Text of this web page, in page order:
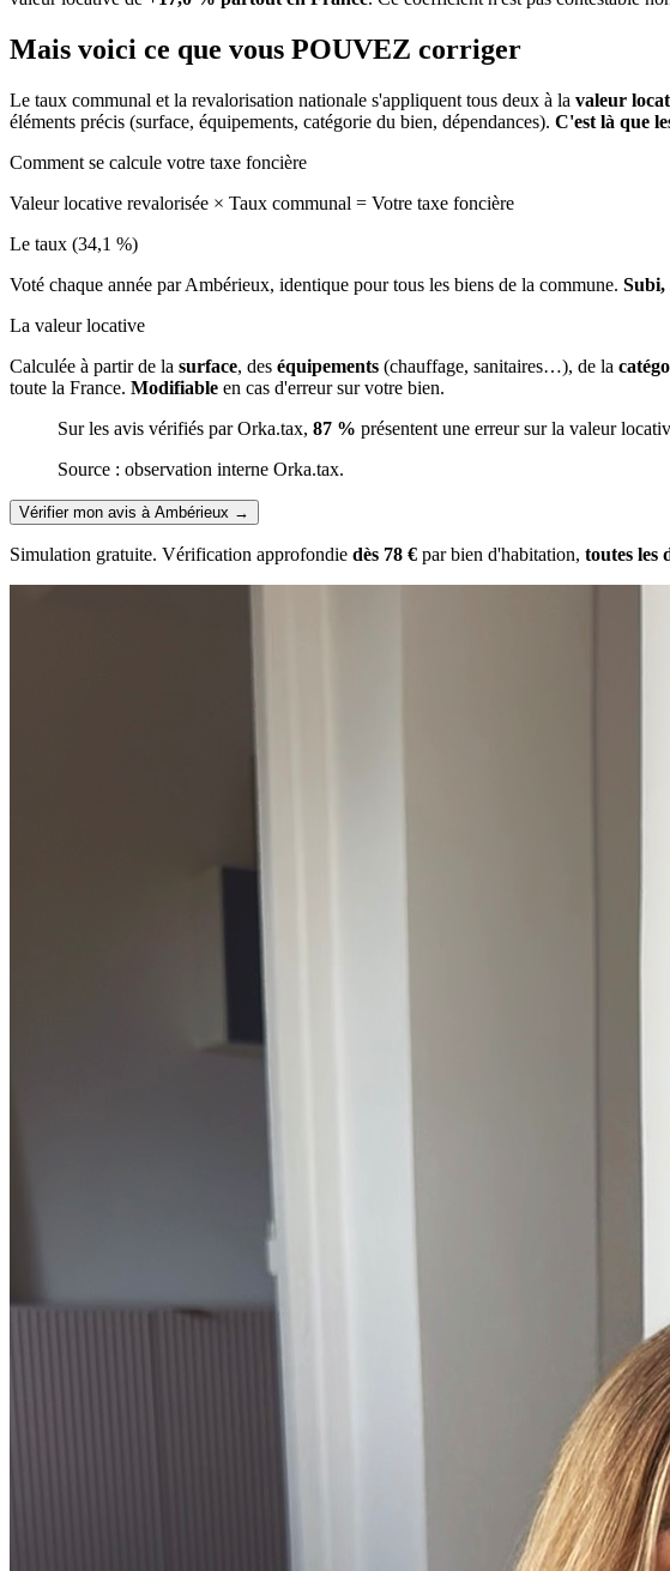
Mais voici ce que vous POUVEZ corriger
Le taux communal et la revalorisation nationale s'appliquent tous deux à la valeur
éléments précis (surface, équipements, catégorie du bien, dépendances). C'est là que
Comment se calcule votre taxe foncière
Valeur locative revalorisée × Taux communal = Votre taxe foncière
Le taux (34,1 %)
Voté chaque année par Ambérieux, identique pour tous les biens de la commune. Subi,
La valeur locative
Calculée à partir de la surface, des équipements (chauffage, sanitaires…), de la
toute la France. Modifiable en cas d'erreur sur votre bien.
Sur les avis vérifiés par Orka.tax, 87 % présentent une erreur sur la valeur
Source : observation interne Orka.tax.
Vérifier mon avis à Ambérieux →
Simulation gratuite. Vérification approfondie dès 78 € par bien d'habitation, toutes les